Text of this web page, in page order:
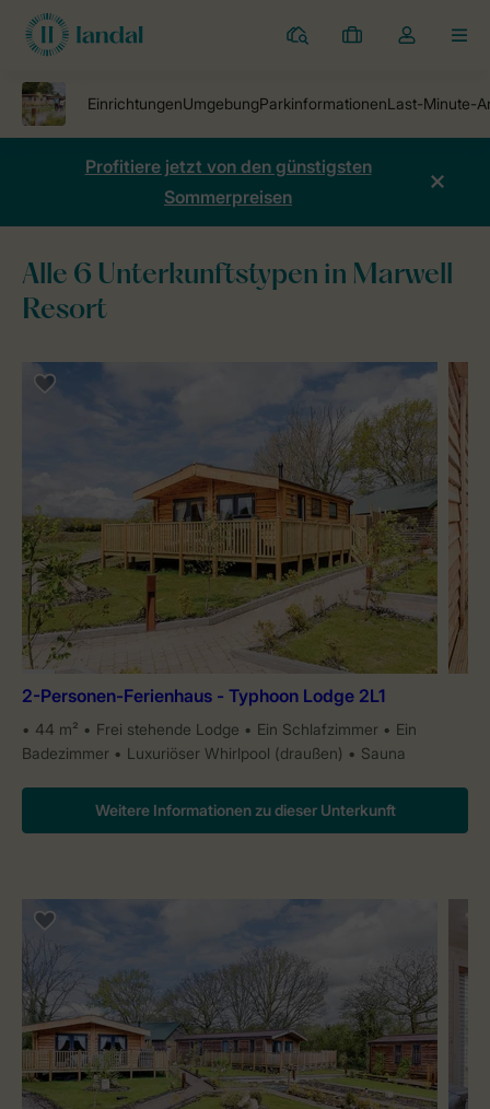
Ferienparks
Meine
Dropdown-
öffnen
Profitiere jetzt von den günstigsten
Sommerpreisen
Ferienparks
Alle 6 Unterkunftstypen in Marwell
Resort
2-Personen-Ferienhaus - Typhoon Lodge 2L1
44 m² Frei stehende Lodge Ein Schlafzimmer
Ein
Badezimmer
Luxuriöser Whirlpool (draußen) Sauna
Weitere Informationen zu dieser Unterkunft